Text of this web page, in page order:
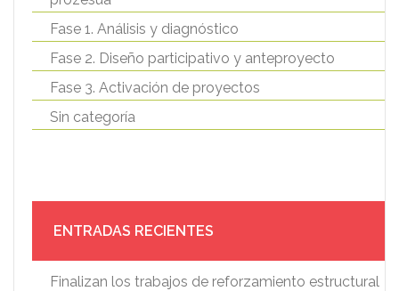
Fase 1. Análisis y diagnóstico
Fase 2. Diseño participativo y anteproyecto
Fase 3. Activación de proyectos
Sin categoría
ENTRADAS RECIENTES
Finalizan los trabajos de reforzamiento estructural